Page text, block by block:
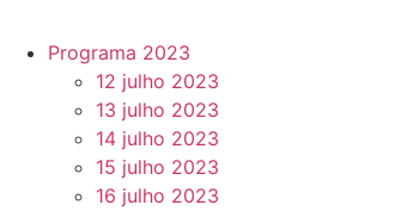
Programa 2023
12 julho 2023
13 julho 2023
14 julho 2023
15 julho 2023
16 julho 2023